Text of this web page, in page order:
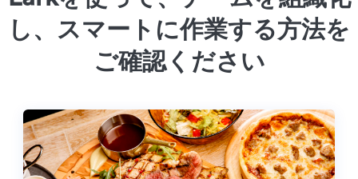
し、スマートに作業する方法を
ご確認ください